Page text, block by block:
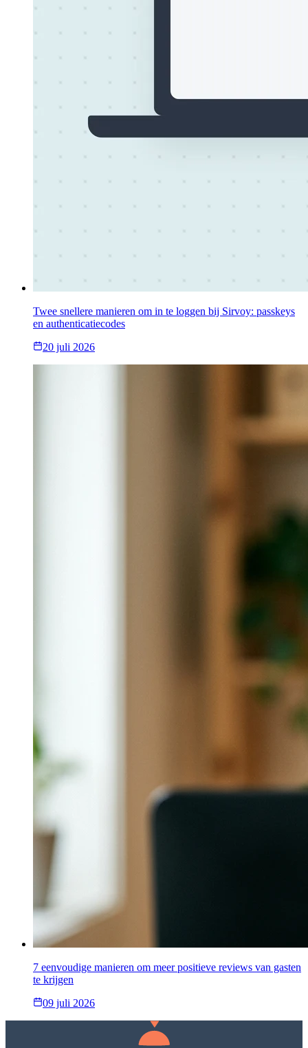
Twee snellere manieren om in te loggen bij Sirvoy: passkeys
en authenticatiecodes
20 juli 2026
7 eenvoudige manieren om meer positieve reviews van gasten
te krijgen
09 juli 2026